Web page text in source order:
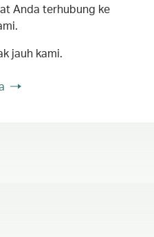
Anda terhubung ke
jauh kami.